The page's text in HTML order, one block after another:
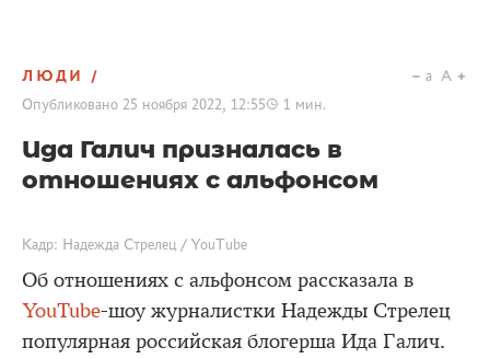
ЛЮДИ
Опубликовано 25 ноября 2022, 12:55 1 мин.
a A
Ида Галич призналась в
отношениях с альфонсом
Кадр: Надежда Стрелец / YouTube
Об отношениях с альфонсом рассказала в
YouTube-шоу журналистки Надежды Стрелец
популярная российская блогерша Ида Галич.